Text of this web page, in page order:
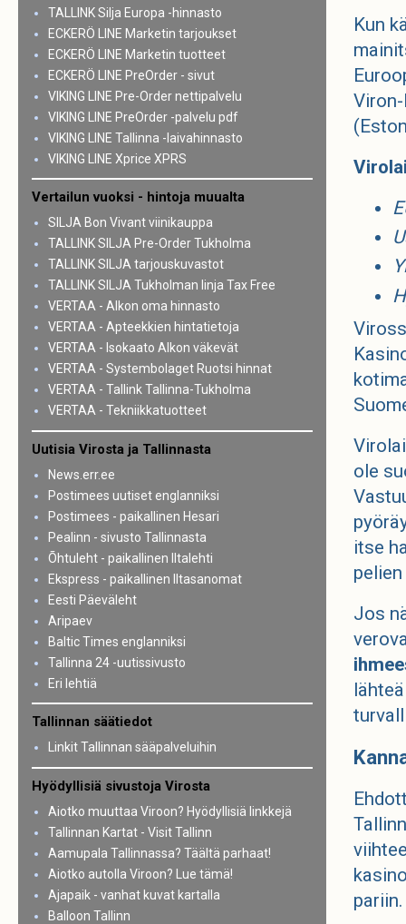
Kun
ole
itse
Jos
pariin.
TALLINK Silja Europa -hinnasto
ECKERÖ LINE Marketin tarjoukset
ECKERÖ LINE Marketin tuotteet
ECKERÖ LINE PreOrder - sivut
VIKING LINE Pre-Order nettipalvelu
VIKING LINE PreOrder -palvelu pdf
VIKING LINE Tallinna -laivahinnasto
VIKING LINE Xprice XPRS
Vertailun vuoksi - hintoja muualta
SILJA Bon Vivant viinikauppa
TALLINK SILJA Pre-Order Tukholma
TALLINK SILJA tarjouskuvastot
TALLINK SILJA Tukholman linja Tax Free
VERTAA - Alkon oma hinnasto
VERTAA - Apteekkien hintatietoja
VERTAA - Isokaato Alkon väkevät
VERTAA - Systembolaget Ruotsi hinnat
VERTAA - Tallink Tallinna-Tukholma
VERTAA - Tekniikkatuotteet
Uutisia Virosta ja Tallinnasta
News.err.ee
Postimees uutiset englanniksi
Postimees - paikallinen Hesari
Pealinn - sivusto Tallinnasta
Õhtuleht - paikallinen Iltalehti
Ekspress - paikallinen Iltasanomat
Eesti Päeväleht
Aripaev
Baltic Times englanniksi
Tallinna 24 -uutissivusto
Eri lehtiä
Tallinnan säätiedot
Linkit Tallinnan sääpalveluihin
Hyödyllisiä sivustoja Virosta
Aiotko muuttaa Viroon? Hyödyllisiä linkkejä
Tallinnan Kartat - Visit Tallinn
Aamupala Tallinnassa? Täältä parhaat!
Aiotko autolla Viroon? Lue tämä!
Ajapaik - vanhat kuvat kartalla
Balloon Tallinn